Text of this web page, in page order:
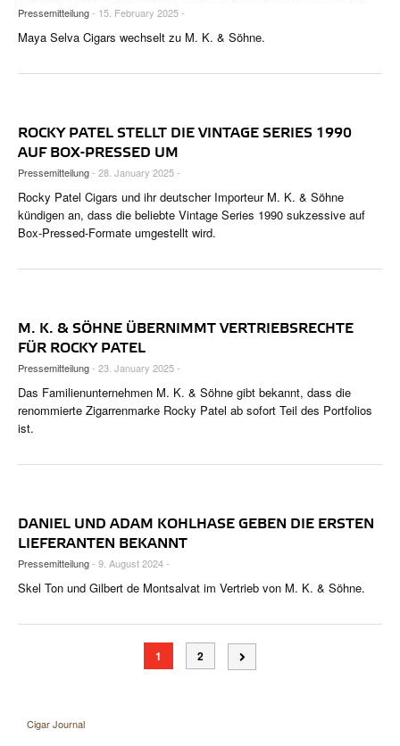
Pressemitteilung- 15. February 2025 -
Maya Selva Cigars wechselt zu M. K. & Söhne.
ROCKY PATEL STELLT DIE VINTAGE SERIES 1990
AUF BOX-PRESSED UM
Pressemitteilung- 28. January 2025 -
Rocky Patel Cigars und ihr deutscher Importeur M. K. & Söhne
kündigen an, dass die beliebte Vintage Series 1990 sukzessive auf
Box-Pressed-Formate umgestellt wird.
M. K. & SÖHNE ÜBERNIMMT VERTRIEBSRECHTE
FÜR ROCKY PATEL
Pressemitteilung- 23. January 2025 -
Das Familienunternehmen M. K. & Söhne gibt bekannt, dass die
renommierte Zigarrenmarke Rocky Patel ab sofort Teil des Portfolios
ist.
DANIEL UND ADAM KOHLHASE GEBEN DIE ERSTEN
LIEFERANTEN BEKANNT
Pressemitteilung- 9. August 2024 -
Skel Ton und Gilbert de Montsalvat im Vertrieb von M. K. & Söhne.
1 2
Cigar Journal